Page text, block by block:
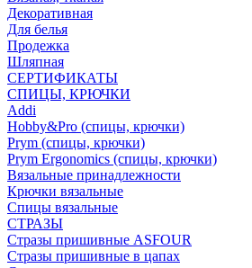
Декоративная
Для белья
Продежка
Шляпная
СЕРТИФИКАТЫ
СПИЦЫ, КРЮЧКИ
Addi
Hobby&Pro (спицы, крючки)
Prym (спицы, крючки)
Prym Ergonomics (спицы, крючки)
Вязальные принадлежности
Крючки вязальные
Спицы вязальные
СТРАЗЫ
Стразы пришивные ASFOUR
Стразы пришивные в цапах